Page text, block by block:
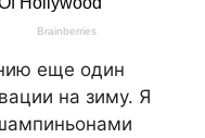
еще один
на зиму. Я